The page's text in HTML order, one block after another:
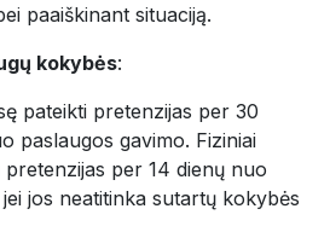
paaiškinant situaciją.
kokybės:
pateikti pretenzijas per 30
paslaugos gavimo. Fiziniai
per 14 dienų nuo
jos neatitinka sutartų kokybės